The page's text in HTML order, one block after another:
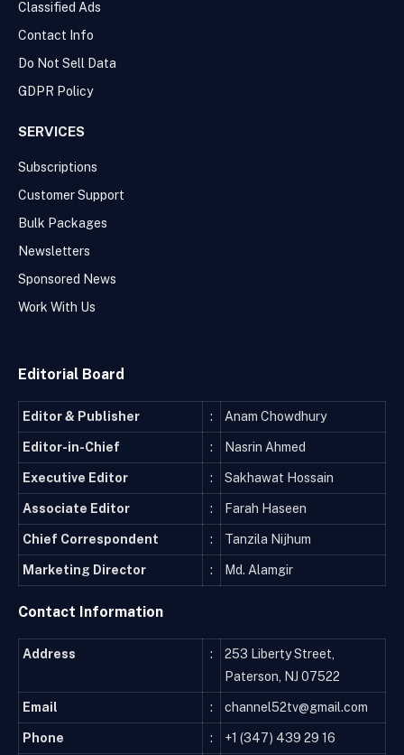
Classified Ads
Contact Info
Do Not Sell Data
GDPR Policy
SERVICES
Subscriptions
Customer Support
Bulk Packages
Newsletters
Sponsored News
Work With Us
Editorial Board
Editor & Publisher : Anam Chowdhury
Editor-in-Chief : Nasrin Ahmed
Executive Editor : Sakhawat Hossain
Associate Editor : Farah Haseen
Chief Correspondent : Tanzila Nijhum
Marketing Director : Md. Alamgir
Contact Information
Address :
253 Liberty Street,
Paterson, NJ 07522
Email : channel52tv@gmail.com
Phone : +1 (347) 439 29 16